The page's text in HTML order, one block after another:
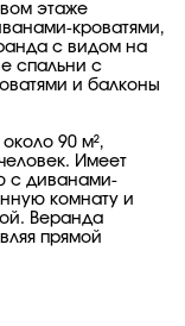
этаже
кроватями,
с видом на
спальни с
и балконы
90 м²,
Имеет
с диванами-
комнату и
Веранда
прямой